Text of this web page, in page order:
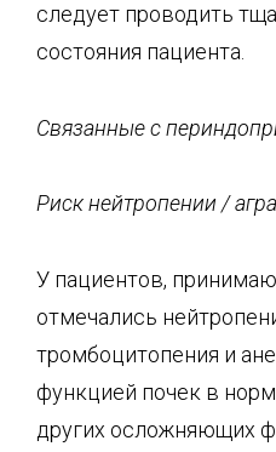
следует проводить
состояния пациента.
Связанные с
Рискнейтропении /
У пациентов,
отмечались
тромбоцитопения и
функцией почек в
других осложняющих